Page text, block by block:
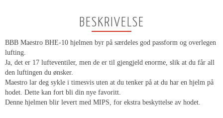
BESKRIVELSE
BBB Maestro BHE-10 hjelmen byr på særdeles god passform og overlegen
lufting.
Ja, det er 17 lufteventiler, men de er til gjengjeld enorme, slik at du får all
den luftingen du ønsker.
Maestro lar deg sykle i timesvis uten at du tenker på at du har en hjelm på
hodet. Dette kan fort bli din nye favoritt.
Denne hjelmen blir levert med MIPS, for ekstra beskyttelse av hodet.